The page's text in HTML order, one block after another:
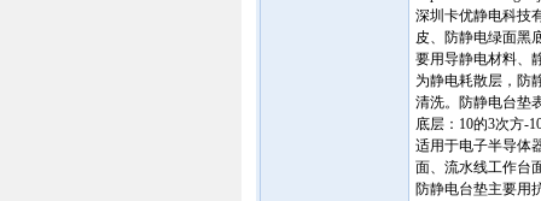
深圳卡优静电科技
皮、防静电绿面黑
要用导静电材料、
为静电耗散层，防
清洗。防静电台垫
底层：10的3次方-
适用于电子半导体
面、流水线工作台
防静电台垫主要用